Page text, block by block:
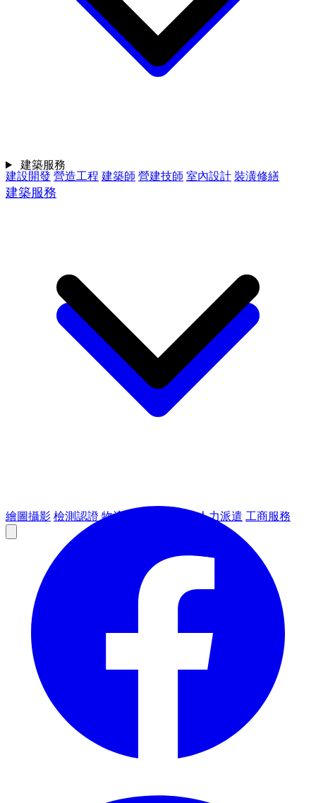
建設開發 營造工程 建築師 營建技師 室內設計 裝潢修繕
建築服務
繪圖攝影 檢測認證 物流倉儲 人力派遣 工商服務
建築服務